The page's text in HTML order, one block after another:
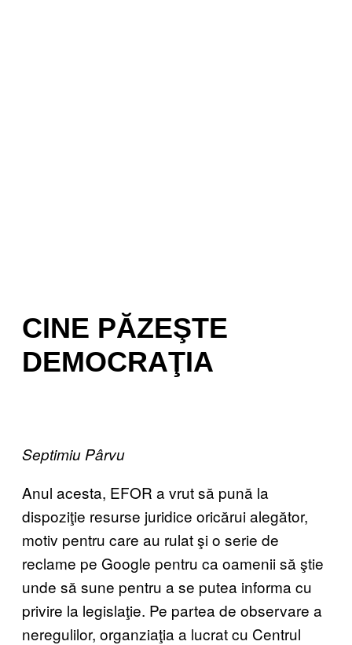
CINE PĂZEŞTE
DEMOCRAŢIA
Septimiu Pârvu
Anul acesta, EFOR a vrut să pună la
dispoziţie resurse juridice oricărui alegător,
motiv pentru care au rulat şi o serie de
reclame pe Google pentru ca oamenii să ştie
unde să sune pentru a se putea informa cu
privire la legislaţie. Pe partea de observare a
neregulilor, organziaţia a lucrat cu Centrul